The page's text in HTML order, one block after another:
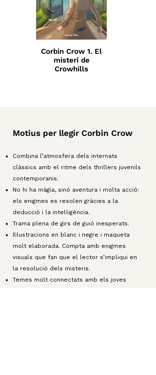
Corbin Crow 1. El
misteri de
Crowhills
Motius per llegir Corbin Crow
Combina l’atmosfera dels internats
clàssics amb el ritme dels thrillers juvenils
contemporanis.
No hi ha màgia, sinó aventura i molta acció:
els enigmes es resolen gràcies a la
deducció i la intel·ligència.
Trama plena de girs de guió inesperats.
Il·lustracions en blanc i negre i maqueta
molt elaborada. Compta amb enigmes
visuals que fan que el lector s’impliqui en
la resolució dels misteris.
Temes molt connectats amb els joves